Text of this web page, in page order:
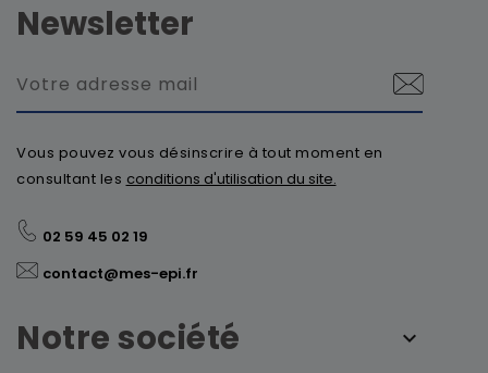
Newsletter
Vous pouvez vous désinscrire à tout moment en
consultant les conditions d'utilisation du site.
02 59 45 02 19
contact@mes-epi.fr
Notre société